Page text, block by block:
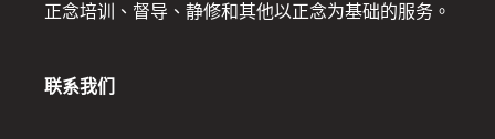
正念培训、督导、静修和其他以正念为基础的服务。
联系我们